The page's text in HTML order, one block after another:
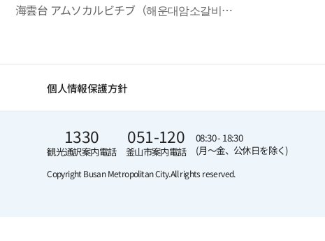
海雲台 アムソカルビチブ（해운대암소갈비집）
個人情報保護方針
1330
観光通訳案内電話
051-120
釜山市案内電話
08:30 - 18:30
(月～金、公休日を除く)
Copyright Busan Metropolitan City.All rights reserved.